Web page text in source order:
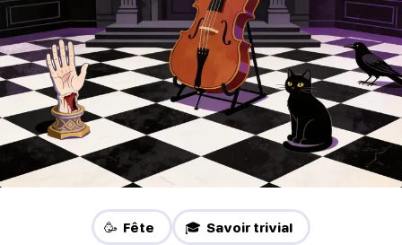
🥳 Fête 🎓 Savoir trivial